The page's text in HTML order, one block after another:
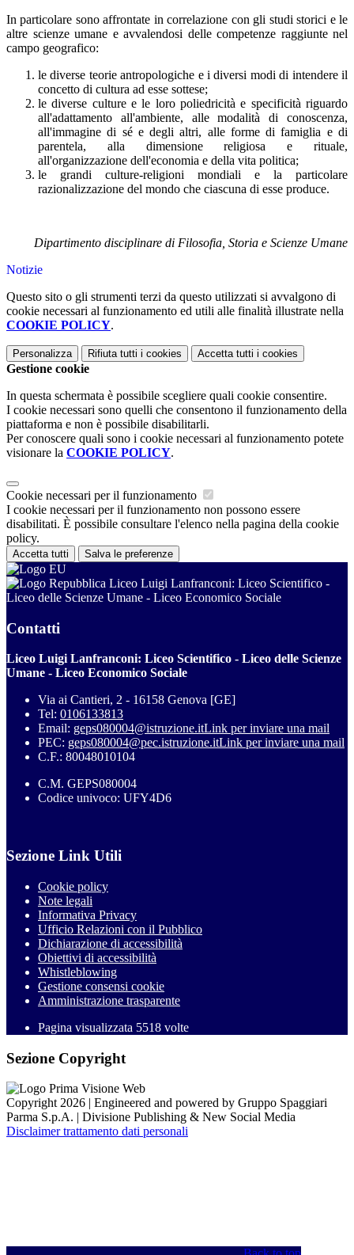
In particolare sono affrontate in correlazione con gli studi storici e le
altre scienze umane e avvalendosi delle competenze raggiunte nel
campo geografico:
le diverse teorie antropologiche e i diversi modi di intendere il
concetto di cultura ad esse sottese;
le diverse culture e le loro poliedricità e specificità riguardo
all'adattamento all'ambiente, alle modalità di conoscenza,
all'immagine di sé e degli altri, alle forme di famiglia e di
parentela, alla dimensione religiosa e rituale,
all'organizzazione dell'economia e della vita politica;
le grandi culture-religioni mondiali e la particolare
razionalizzazione del mondo che ciascuna di esse produce.
Dipartimento disciplinare di Filosofia, Storia e Scienze Umane
Notizie
Questo sito o gli strumenti terzi da questo utilizzati si avvalgono di
cookie necessari al funzionamento ed utili alle finalità illustrate nella
COOKIE POLICY.
Personalizza Rifiuta tutti i cookies Accetta tutti i cookies
Gestione cookie
In questa schermata è possibile scegliere quali cookie consentire.
I cookie necessari sono quelli che consentono il funzionamento della
piattaforma e non è possibile disabilitarli.
Per conoscere quali sono i cookie necessari al funzionamento potete
visionare la COOKIE POLICY.
Cookie necessari per il funzionamento
I cookie necessari per il funzionamento non possono essere
disabilitati. È possibile consultare l'elenco nella pagina della cookie
policy.
Accetta tutti Salva le preferenze
Liceo Luigi Lanfranconi: Liceo Scientifico -
Liceo delle Scienze Umane - Liceo Economico Sociale
Contatti
Liceo Luigi Lanfranconi: Liceo Scientifico - Liceo delle Scienze
Umane - Liceo Economico Sociale
Via ai Cantieri, 2 - 16158 Genova [GE]
Tel: 0106133813
Email: geps080004@istruzione.itLink per inviare una mail
PEC: geps080004@pec.istruzione.itLink per inviare una mail
C.F.: 80048010104
C.M. GEPS080004
Codice univoco: UFY4D6
Sezione Link Utili
Cookie policy
Note legali
Informativa Privacy
Ufficio Relazioni con il Pubblico
Dichiarazione di accessibilità
Obiettivi di accessibilità
Whistleblowing
Gestione consensi cookie
Amministrazione trasparente
Pagina visualizzata 5518 volte
Sezione Copyright
Copyright 2026 | Engineered and powered by Gruppo Spaggiari
Parma S.p.A. | Divisione Publishing & New Social Media
Disclaimer trattamento dati personali